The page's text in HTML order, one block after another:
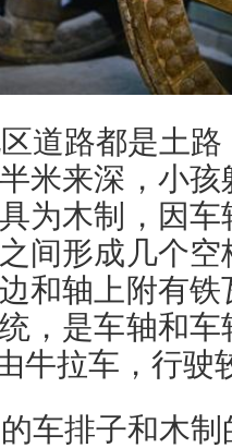
道路都是土
米来深，小
为木制，因
间形成几个
和轴上附有
，是车轴和
牛拉车，行驶
车排子和木